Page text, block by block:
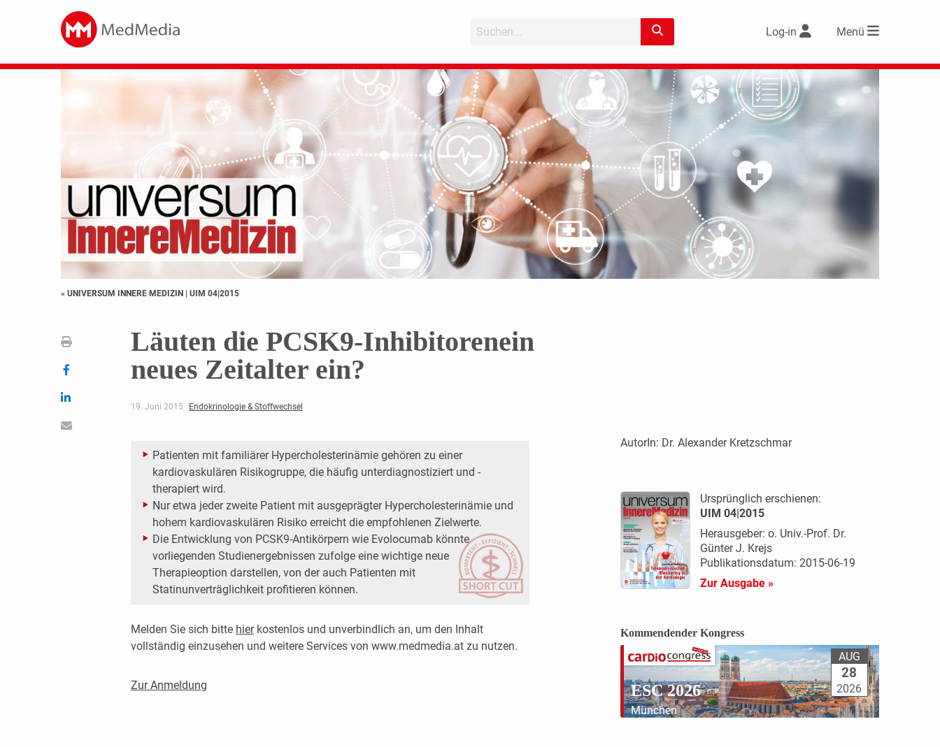
Log-in Menü
« UNIVERSUM INNERE MEDIZIN | UIM 04|2015
Läuten die PCSK9-Inhibitorenein
neues Zeitalter ein?
19. Juni 2015 Endokrinologie & Stoffwechsel
Patienten mit familiärer Hypercholesterinämie gehören zu einer
kardiovaskulären Risikogruppe, die häufig unterdiagnostiziert und -
therapiert wird.
Nur etwa jeder zweite Patient mit ausgeprägter Hypercholesterinämie und
hohem kardiovaskulären Risiko erreicht die empfohlenen Zielwerte.
Die Entwicklung von PCSK9-Antikörpern wie Evolocumab könnte
vorliegenden Studienergebnissen zufolge eine wichtige neue
Therapieoption darstellen, von der auch Patienten mit
Statinunverträglichkeit profitieren können.
Melden Sie sich bitte hierkostenlos und unverbindlich an, um den Inhalt
vollständig einzusehen und weitere Services von www.medmedia.at zu nutzen.
Zur Anmeldung
AutorIn: Dr. Alexander Kretzschmar
Ursprünglich erschienen:
UIM 04|2015
Herausgeber: o. Univ.-Prof. Dr.
Günter J. Krejs
Publikationsdatum: 2015-06-19
Zur Ausgabe »
Kommendender Kongress
ESC 2026
München
AUG
28
2026